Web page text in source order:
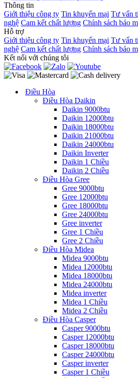
Thông tin
Giới thiệu công ty Tin khuyến mại Tư vấn
nghệ Cam kết chất lượng Chính sách bảo
Hỗ trợ
Giới thiệu công ty Tin khuyến mại Tư vấn
nghệ Cam kết chất lượng Chính sách bảo
Kết nối với chúng tôi
Điều Hòa
Điều Hòa Daikin
Daikin 9000btu
Daikin 12000btu
Daikin 18000btu
Daikin 21000btu
Daikin 24000btu
Daikin Inverter
Daikin 1 Chiều
Daikin 2 Chiều
Điều Hòa Gree
Gree 9000btu
Gree 12000btu
Gree 18000btu
Gree 24000btu
Gree inverter
Gree 1 Chiều
Gree 2 Chiều
Điều Hòa Midea
Midea 9000btu
Midea 12000btu
Midea 18000btu
Midea 24000btu
Midea inverter
Midea 1 Chiều
Midea 2 Chiều
Điều Hòa Casper
Casper 9000btu
Casper 12000btu
Casper 18000btu
Casper 24000btu
Casper inverter
Casper 1 Chiều